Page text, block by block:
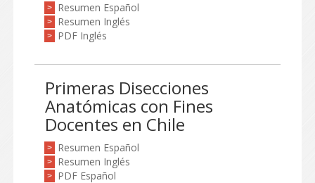
> Resumen Español
> Resumen Inglés
> PDF Inglés
Primeras Disecciones
Anatómicas con Fines
Docentes en Chile
> Resumen Español
> Resumen Inglés
> PDF Español